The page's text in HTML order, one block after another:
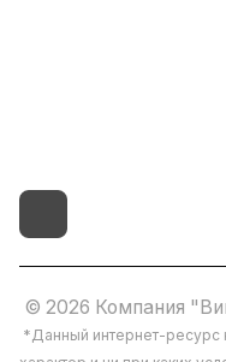
© 2026 Компания
*Данный интернет-ресурс